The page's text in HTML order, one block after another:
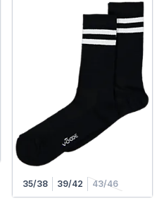
35/38 39/42 43/46